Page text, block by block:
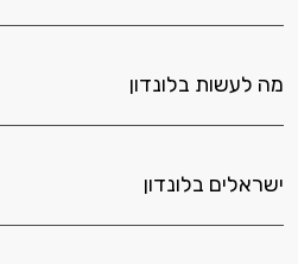
מה לעשות בלונדון
ישראלים בלונדון